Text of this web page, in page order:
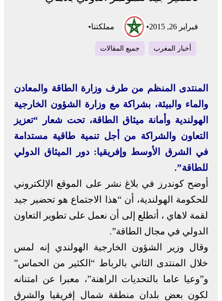
فبراير 26, 2015 • مملكتنا•
أخبار المغرب جميع المقالات
المنتدى المنظم من طرف وزارة الطاقة والمعادن
والماء والبيئة، بشراكة مع وزارة الشؤون الخارجية
الهولندية وأمانة ميثاق الطاقة، تحت شعار “تعزيز
التعاون والشراكة من أجل تنمية طاقية مستدامة
في الشرق الأوسط وإفريقيا: دور الميثاق الدولي
للطاقة”.
أوضح كوندرز في بلاغ نشر على الموقع الإلكتروني
للحكومة الهولندية، أن “هذا الاجتماع هو تحضير جيد
لقمة لاهاي ، أتطلع إلى أن نعمل على تطوير التعاون
الدولي في مجال الطاقة”.
وقال وزير الشؤون الخارجية الهولندي إنه لمس
خلال المنتدى الثاني بالرباط “الكثير من الحماس”
و”وعيا عاما بالتحديات الراهنة”، معبرا عن امتنانه
لكون بعض بلدان منطقة شمال إفريقيا والشرق